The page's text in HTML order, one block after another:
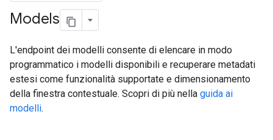
Models
L'endpoint dei modelli consente di elencare in modo
programmatico i modelli disponibili e recuperare metadati
estesi come funzionalità supportate e dimensionamento
della finestra contestuale. Scopri di più nella guida ai
modelli.